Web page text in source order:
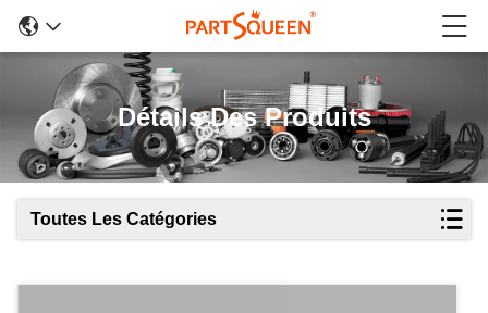
Détails Des Produits
Toutes Les Catégories